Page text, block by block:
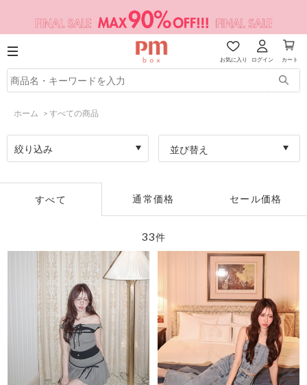
お気に入り ログイン カート
ホーム > すべての商品
絞り込み 並び替え
すべて 通常価格 セール価格
33件